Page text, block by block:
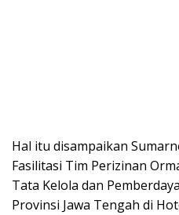
Hal itu disampaikan
Fasilitasi Tim Perizinan
Tata Kelola dan
Provinsi Jawa Tengah di